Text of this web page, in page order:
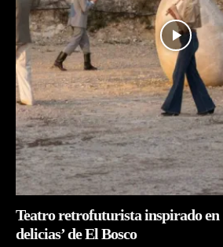
Teatro retrofuturista inspirado en
delicias’ de El Bosco